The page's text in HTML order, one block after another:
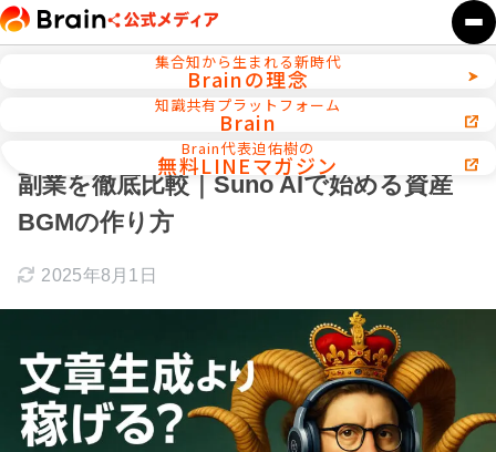
集合知から生まれる新時代
Brainの理念
知識共有プラットフォーム
Brain
Brain代表迫佑樹の
無料LINEマガジン
AI活用／自動化ツール
文章生成より稼げる？AI音楽副業と他AI
副業を徹底比較｜Suno AIで始める資産
BGMの作り方
2025年8月1日